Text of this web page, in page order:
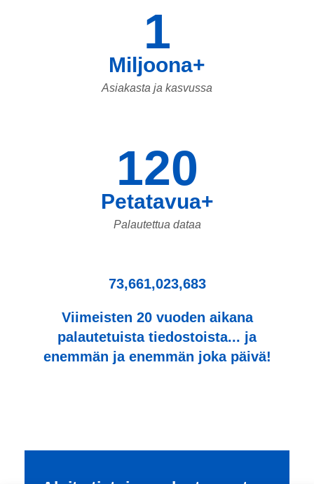
1
Miljoona+
Asiakasta ja kasvussa
120
Petatavua+
Palautettua dataa
73,661,023,683
Viimeisten 20 vuoden aikana
palautetuista tiedostoista... ja
enemmän ja enemmän joka päivä!